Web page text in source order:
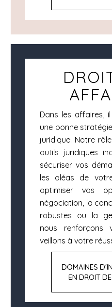
Dans les affaires,
une bonne
juridique. Notre
outils juridiques
sécuriser vos
les aléas de
optimiser vos
négociation, la
robustes ou la
nous renforçons
veillons à votre
DOMAINES
EN DROIT